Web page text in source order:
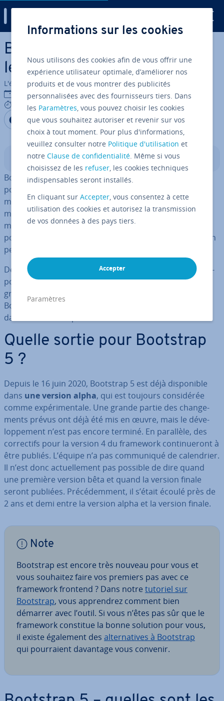
Aller au contenu principal
Bootstrap 5 : les nou­veau­tés
les plus im­por­tantes
L'équipe édi­to­riale IONOS
02/10/2020
7 mins
Partager sur Facebook
Partager sur Twitter
Partager sur LinkedIn
Sommaire
Bootstrap est l’un des fra­me­works les plus po­pu­laires
pour le dé­ve­lop­pe­ment de sites Web. L’outil fournit des
modèles pourCSSetHTMLavec lesquels vous pouvez
mettre en place une con­cep­tion Web moderne de
manière re­la­ti­ve­ment simple. La mise en page, les
polices, les boutons et les divers éléments de na­vi­ga­tion
peuvent être créés et po­si­tion­nés très sim­ple­ment.
Développé à l’origine pour Twitter, le framework est dis­
po­nible depuis un certain tempsdéjà en open source
gra­tui­te­ment pour tous. La dernière version de
Bootstrap 5 est main­te­nant dis­po­nible – tout du moins
dans sa version alpha.
Quelle sortie pour Bootstrap
5 ?
Depuis le 16 juin 2020, Bootstrap 5 est déjà dis­po­nible
dans une version alpha, qui est toujours con­si­dé­rée
comme ex­pé­ri­men­tale. Une grande partie des chan­ge­
ments prévus ont déjà été mis en œuvre, mais le dé­ve­
lop­pe­ment n’est pas encore terminé. En parallèle, des
cor­rec­tifs pour la version 4 du framework con­ti­nue­ront à
être publiés. L’équipe n’a pas com­mu­ni­qué de ca­len­drier.
Il n’est donc ac­tuel­le­ment pas possible de dire quand
une première version bêta et quand la version finale
seront publiées. Pré­cé­dem­ment, il s’était écoulé près de
2 ans et demi entre la version alpha et la version finale.
Note
Bootstrap est encore très nouveau pour vous et
vous souhaitez faire vos premiers pas avec ce
framework frontend ? Dans notre tutoriel sur
Bootstrap, vous ap­pren­drez comment bien
démarrer avec l’outil. Si vous n’êtes pas sûr que le
framework constitue la bonne solution pour vous,
il existe également des al­ter­na­tives à Bootstrap
qui pour­raient davantage vous convenir.
Informations sur les cookies
Nous utilisons des cookies afin de vous offrir une
expérience utilisateur optimale, d’améliorer nos
produits et de vous montrer des publicités
personnalisées avec des fournisseurs tiers. Dans
les Paramètres, vous pouvez choisir les cookies
que vous souhaitez autoriser et revenir sur vos
choix à tout moment. Pour plus d'informations,
veuillez consulter notre Politique d'utilisation et
notreClause de confidentialité. Même si vous
choisissez de les refuser, les cookies techniques
indispensables seront installés.
En cliquant surAccepter, vous consentez à cette
utilisation des cookies et autorisez la transmission
de vos données à des pays tiers.
Accepter
Paramètres